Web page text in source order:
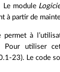
Le module
à partir de
permet à
Pour utiliser
23). Le code